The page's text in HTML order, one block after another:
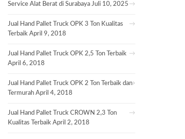
Service Alat Berat di Surabaya Juli 10, 2025
Jual Hand Pallet Truck OPK 3 Ton Kualitas
Terbaik April 9, 2018
Jual Hand Pallet Truck OPK 2,5 Ton Terbaik
April 6, 2018
Jual Hand Pallet Truck OPK 2 Ton Terbaik dan
Termurah April 4, 2018
Jual Hand Pallet Truck CROWN 2,3 Ton
Kualitas Terbaik April 2, 2018